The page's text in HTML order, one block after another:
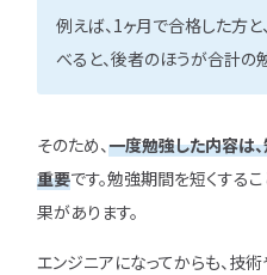
例えば、1ヶ月で合格した方
べると、後者のほうが合計の
そのため、一度勉強した内容は
重要です。勉強期間を短くする
果があります。
エンジニアになってからも、技